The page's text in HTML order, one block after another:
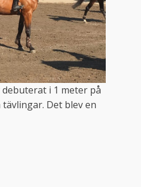
debuterat i 1 meter på
Det blev en